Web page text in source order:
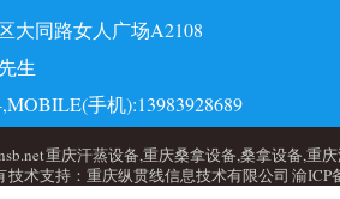
大同路女人广场A2108
生
手机):13983928689
重庆汗蒸设备,重庆桑拿设备,桑拿设备,重
技术支持：重庆纵贯线信息技术有限公司 渝ICP